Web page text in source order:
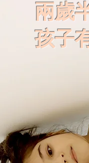
兩歲
孩子